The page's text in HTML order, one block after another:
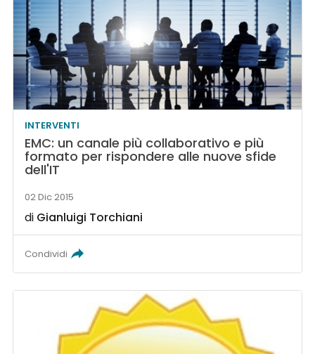
INTERVENTI
EMC: un canale più collaborativo e più
formato per rispondere alle nuove sfide
dell'IT
02 Dic 2015
di Gianluigi Torchiani
Condividi